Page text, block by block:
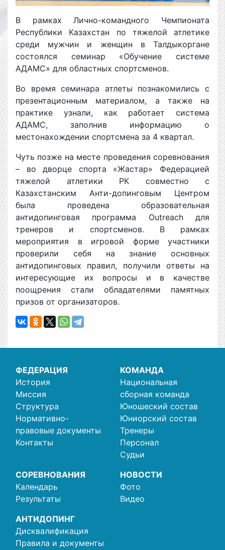
В рамках Лично-командного Чемпионата
Республики Казахстан по тяжелой атлетике
среди мужчин и женщин в Талдыкоргане
состоялся семинар «Обучение системе
АДАМС» для областных спортсменов.
Во время семинара атлеты познакомились с
презентационным материалом, а также на
практике узнали, как работает система
АДАМС, заполнив информацию о
местонахождении спортсмена за 4 квартал.
Чуть позже на месте проведения соревнования
– во дворце спорта «Жастар» Федерацией
тяжелой атлетики РК совместно с
Казахстанским Анти-допинговым Центром
была проведена образовательная
антидопинговая программа Outreach для
тренеров и спортсменов. В рамках
мероприятия в игровой форме участники
проверили себя на знание основных
антидопинговых правил, получили ответы на
интересующие их вопросы и в качестве
поощрения стали обладателями памятных
призов от организаторов.
ФЕДЕРАЦИЯ
История
Миссия
Структура
Нормативно-
правовые документы
Контакты
КОМАНДА
Национальная
сборная команда
Юношеский состав
Юниорский состав
Тренеры
Персонал
Судьи
СОРЕВНОВАНИЯ
Календарь
Результаты
НОВОСТИ
Фото
Видео
АНТИДОПИНГ
Дисквалификация
Правила и документы